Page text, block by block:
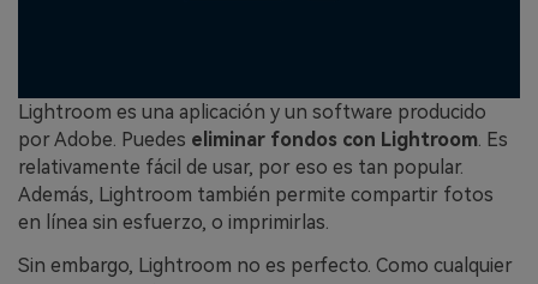
Lightroom es una aplicación y un software producido
por Adobe. Puedes eliminar fondos con Lightroom. Es
relativamente fácil de usar, por eso es tan popular.
Además, Lightroom también permite compartir fotos
en línea sin esfuerzo, o imprimirlas.
Sin embargo, Lightroom no es perfecto. Como cualquier